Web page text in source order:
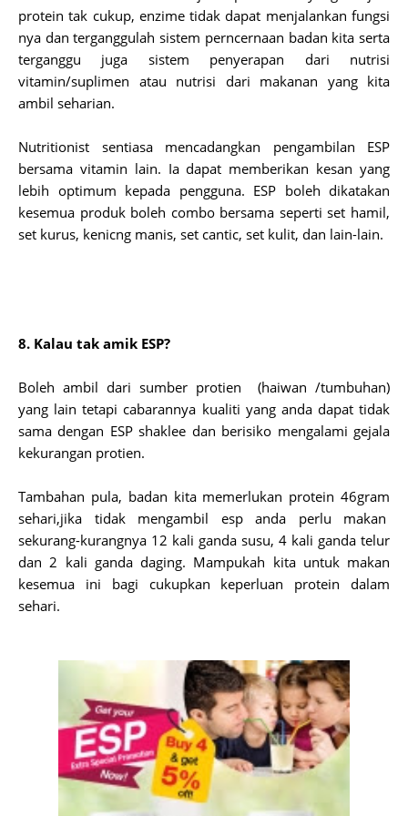
protein tak cukup, enzime tidak dapat menjalankan fungsi
nya dan terganggulah sistem perncernaan badan kita serta
terganggu juga sistem penyerapan dari nutrisi
vitamin/suplimen atau nutrisi dari makanan yang kita
ambil seharian.
Nutritionist sentiasa mencadangkan pengambilan ESP
bersama vitamin lain. Ia dapat memberikan kesan yang
lebih optimum kepada pengguna. ESP boleh dikatakan
kesemua produk boleh combo bersama seperti set hamil,
set kurus, kenicng manis, set cantic, set kulit, dan lain-lain.
8. Kalau tak amik ESP?
Boleh ambil dari sumber protien (haiwan /tumbuhan)
yang lain tetapi cabarannya kualiti yang anda dapat tidak
sama dengan ESP shaklee dan berisiko mengalami gejala
kekurangan protien.
Tambahan pula, badan kita memerlukan protein 46gram
sehari,jika tidak mengambil esp anda perlu makan
sekurang-kurangnya 12 kali ganda susu, 4 kali ganda telur
dan 2 kali ganda daging. Mampukah kita untuk makan
kesemua ini bagi cukupkan keperluan protein dalam
sehari.